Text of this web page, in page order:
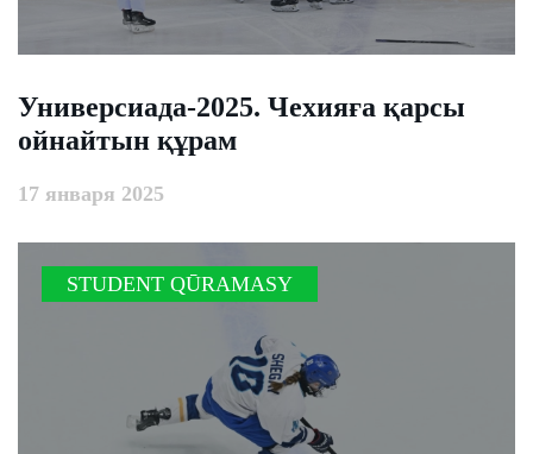
Универсиада-2025. Чехияға қарсы
ойнайтын құрам
17 января 2025
STUDENT QŪRAMASY